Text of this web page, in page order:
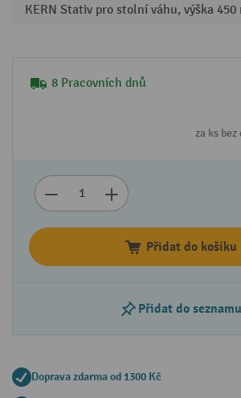
8 Pracovních dnů
za ks
Přidat do košíku
Přidat do seznamu
Doprava zdarma od 1300 Kč